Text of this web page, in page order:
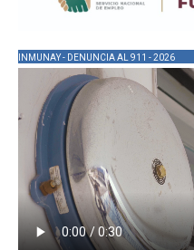
INMUNAY - DENUNCIA AL 911 - 2026